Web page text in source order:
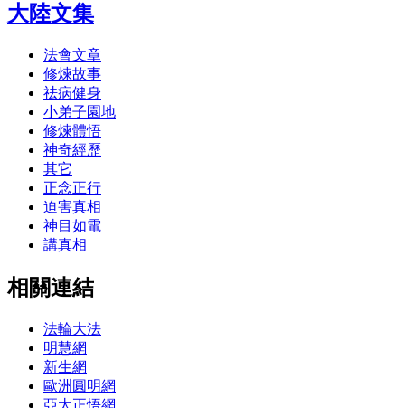
大陸文集
法會文章
修煉故事
祛病健身
小弟子園地
修煉體悟
神奇經歷
其它
正念正行
迫害真相
神目如電
講真相
相關連結
法輪大法
明慧網
新生網
歐洲圓明網
亞太正悟網